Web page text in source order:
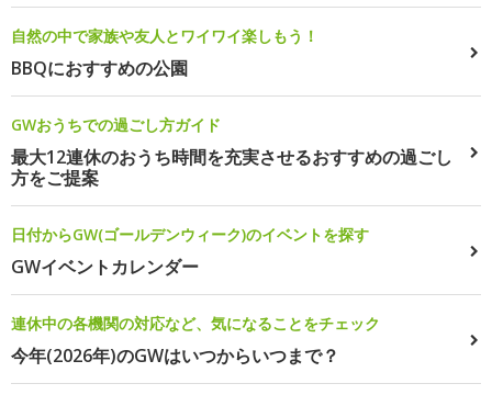
自然の中で家族や友人とワイワイ楽しもう！
BBQにおすすめの公園
GWおうちでの過ごし方ガイド
最大12連休のおうち時間を充実させるおすすめの過ごし
方をご提案
日付からGW(ゴールデンウィーク)のイベントを探す
GWイベントカレンダー
連休中の各機関の対応など、気になることをチェック
今年(2026年)のGWはいつからいつまで？